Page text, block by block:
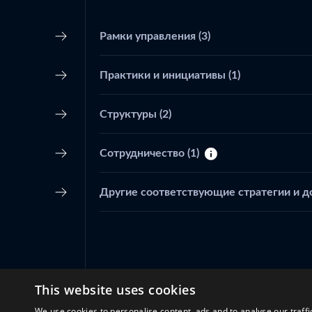
Рамки управления (3)
Практики и инициативы (1)
Структуры (2)
Сотрудничество (1)
Другие соответствующие стратегии и
This website uses cookies